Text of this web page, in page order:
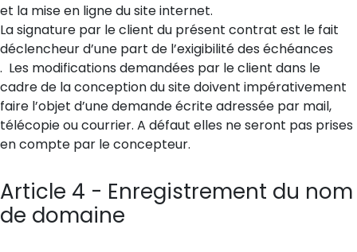
et la mise en ligne du site internet.
La signature par le client du présent contrat est le fait
déclencheur d’une part de l’exigibilité des échéances
. Les modifications demandées par le client dans le
cadre de la conception du site doivent impérativement
faire l’objet d’une demande écrite adressée par mail,
télécopie ou courrier. A défaut elles ne seront pas prises
en compte par le concepteur.
Article 4 - Enregistrement du nom
de domaine